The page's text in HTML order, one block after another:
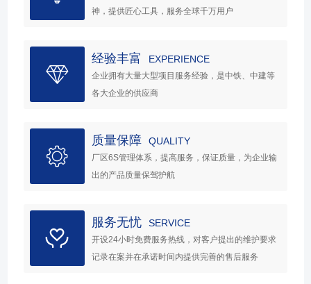
神，提供匠心工具，服务全球千万用户
经验丰富 EXPERIENCE
企业拥有大量大型项目服务经验，是中铁、中建等
各大企业的供应商
质量保障 QUALITY
厂区6S管理体系，提高服务，保证质量，为企业输
出的产品质量保驾护航
服务无忧 SERVICE
开设24小时免费服务热线，对客户提出的维护要求
记录在案并在承诺时间内提供完善的售后服务